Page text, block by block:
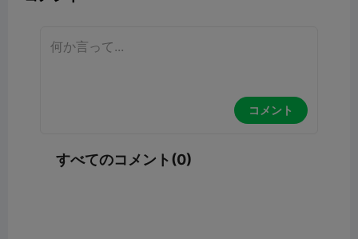
コメント
すべてのコメント(0)